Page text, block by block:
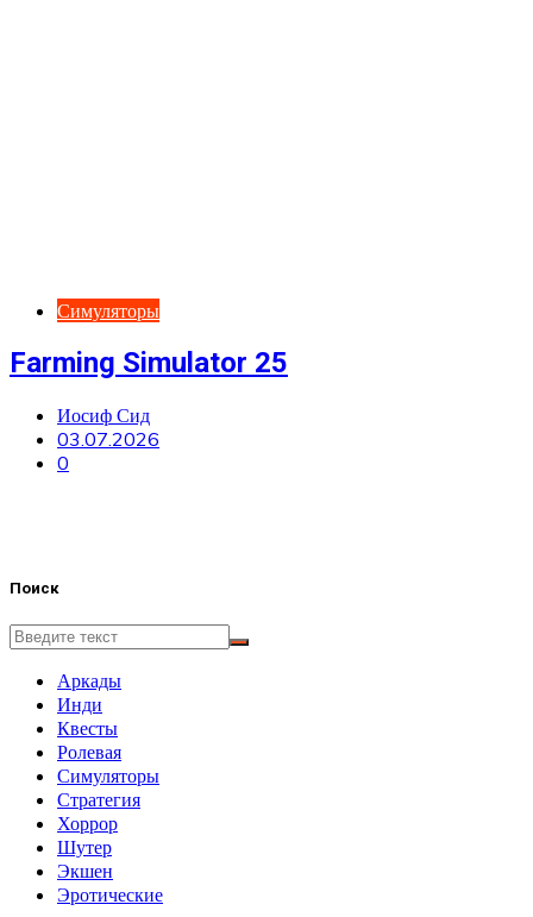
Симуляторы
Farming Simulator 25
Иосиф Сид
03.07.2026
0
Поиск
Аркады
Инди
Квесты
Ролевая
Симуляторы
Стратегия
Хоррор
Шутер
Экшен
Эротические